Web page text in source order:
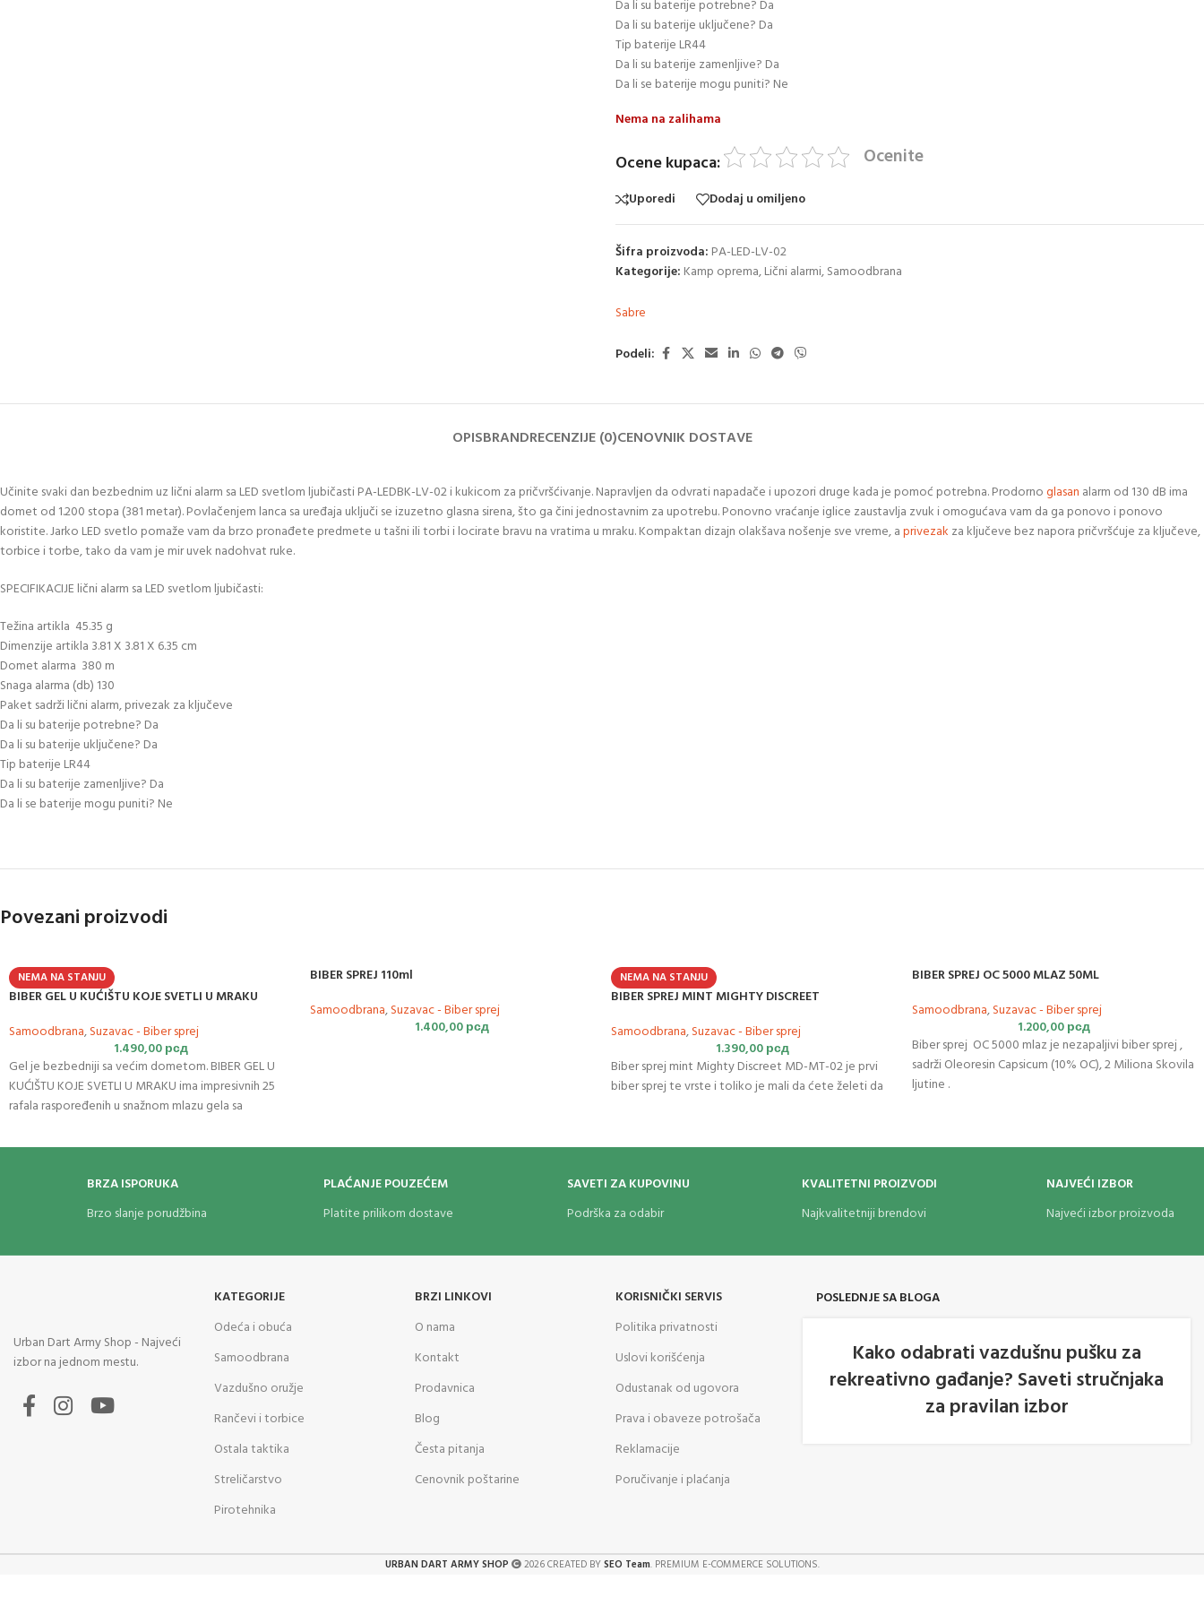
Da li su baterije potrebne? Da
Da li su baterije uključene? Da
Tip baterije LR44
Da li su baterije zamenljive? Da
Da li se baterije mogu puniti? Ne
Nema na zalihama
Ocene kupaca: Ocenite
Uporedi Dodaj u omiljeno
Šifra proizvoda: PA-LED-LV-02
Kategorije: Kamp oprema,Lični alarmi,Samoodbrana
Sabre
Podeli:
OPISBRANDRECENZIJE (0)CENOVNIK DOSTAVE
Učinite svaki dan bezbednim uz lični alarm sa LED svetlom ljubičasti PA-LEDBK-LV-02 i kukicom za pričvršćivanje. Napravljen da odvrati napadače i upozori druge kada je pomoć potrebna. Prodornoglasan alarm od 130 dB ima
domet od 1.200 stopa (381 metar). Povlačenjem lanca sa uređaja uključi se izuzetno glasna sirena, što ga čini jednostavnim za upotrebu. Ponovno vraćanje iglice zaustavlja zvuk i omogućava vam da ga ponovo i ponovo
koristite. Jarko LED svetlo pomaže vam da brzo pronađete predmete u tašni ili torbi i locirate bravu na vratima u mraku. Kompaktan dizajn olakšava nošenje sve vreme, aprivezak za ključeve bez napora pričvršćuje za ključeve,
torbice i torbe, tako da vam je mir uvek nadohvat ruke.
SPECIFIKACIJE lični alarm sa LED svetlom ljubičasti:
Težina artikla 45.35 g
Dimenzije artikla 3.81 X 3.81 X 6.35 cm
Domet alarma 380 m
Snaga alarma (db) 130
Paket sadrži lični alarm, privezak za ključeve
Da li su baterije potrebne? Da
Da li su baterije uključene? Da
Tip baterije LR44
Da li su baterije zamenljive? Da
Da li se baterije mogu puniti? Ne
Povezani proizvodi
NEMA NA STANJU
BIBER GEL U KUĆIŠTU KOJE SVETLI U MRAKU
Samoodbrana,Suzavac - Biber sprej
1.490,00рсд
Gel je bezbedniji sa većim dometom. BIBER GEL U
KUĆIŠTU KOJE SVETLI U MRAKU ima impresivnih 25
rafala raspoređenih u snažnom mlazu gela sa
otporan na udar vetra i može se koristiti i u
sprejeva za biber
Ostanite bezbedni uz besplatnu obuku o
proizvodom. Pakovanje uključuje linkove do
spremniji da koristite svoj SABRE biber gel.
BIBER SPREJ 110ml
Samoodbrana,Suzavac - Biber sprej
1.400,00рсд
NEMA NA STANJU
BIBER SPREJ MINT MIGHTY DISCREET
Samoodbrana,Suzavac - Biber sprej
1.390,00рсд
Biber sprej mint Mighty Discreet MD-MT-02 je prvi
biber sprej te vrste i toliko je mali da ćete želeti da
BIBER SPREJ OC 5000 MLAZ 50ML
Samoodbrana,Suzavac - Biber sprej
1.200,00рсд
Biber sprej OC 5000 mlaz je nezapaljivi biber sprej ,
sadrži Oleoresin Capsicum (10% OC), 2 Miliona Skovila
ljutine .
BRZA ISPORUKA
Brzo slanje porudžbina
PLAĆANJE POUZEĆEM
Platite prilikom dostave
SAVETI ZA KUPOVINU
Podrška za odabir
KVALITETNI PROIZVODI
Najkvalitetniji brendovi
NAJVEĆI IZBOR
Najveći izbor proizvoda
Urban Dart Army Shop - Najveći
izbor na jednom mestu.
KATEGORIJE
Odeća i obuća
Samoodbrana
Vazdušno oružje
Rančevi i torbice
Ostala taktika
Streličarstvo
Pirotehnika
BRZI LINKOVI
O nama
Kontakt
Prodavnica
Blog
Česta pitanja
Cenovnik poštarine
KORISNIČKI SERVIS
Politika privatnosti
Uslovi korišćenja
Odustanak od ugovora
Prava i obaveze potrošača
Reklamacije
Poručivanje i plaćanja
POSLEDNJE SA BLOGA
Kako odabrati vazdušnu pušku za
rekreativno gađanje? Saveti stručnjaka
za pravilan izbor
URBAN DART ARMY SHOP 2026 CREATED BYSEO Team. PREMIUM E-COMMERCE SOLUTIONS.